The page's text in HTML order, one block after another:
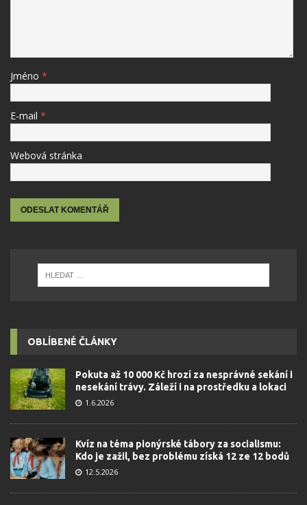
Jméno *
E-mail *
Webová stránka
OBLÍBENÉ ČLÁNKY
Pokuta až 10 000 Kč hrozí za nesprávné sekání i
nesekání trávy. Záleží i na prostředku a lokaci
1.6.2026
Kvíz na téma pionýrské tábory za socialismu:
Kdo je zažil, bez problému získá 12 ze 12 bodů
12.5.2026